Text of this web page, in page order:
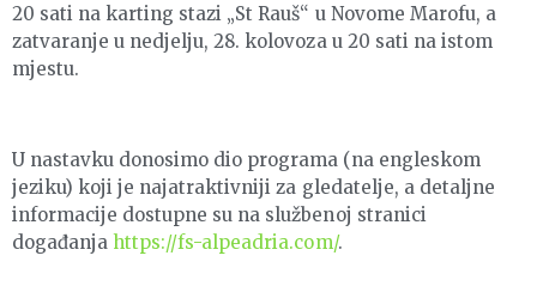
20 sati na karting stazi „St Rauš“ u Novome Marofu, a
zatvaranje u nedjelju, 28. kolovoza u 20 sati na istom
mjestu.
U nastavku donosimo dio programa (na engleskom
jeziku) koji je najatraktivniji za gledatelje, a detaljne
informacije dostupne su na službenoj stranici
događanja https://fs-alpeadria.com/.